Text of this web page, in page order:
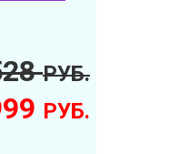
РУБ.
РУБ.